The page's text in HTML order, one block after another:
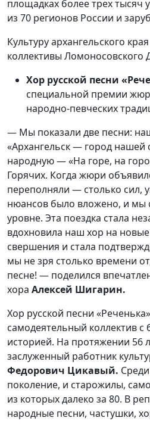
площадках более трех тысяч
из 70 регионов России и
Культуру архангельского
коллективы Ломоносовского
Хор русской песни
специальной премии
народно-певческих
— Мы показали две песни:
«Архангельск — город нашей
народную — «На горе, на
Горячих. Когда жюри
переполняли — столько сил,
нюансов было вложено, и мы
уровне. Эта поездка стала
вдохновила наш хор на
свершения и стала
мы не зря столько времени
песне! — поделился
хора Алексей Шигарин.
Хор русской песни
самодеятельный коллектив с
историей. На протяжении 56
заслуженный работник
Федорович Цикавый.
поколение, и старожилы,
из которых далеко за 80. В
народные песни, частушки,